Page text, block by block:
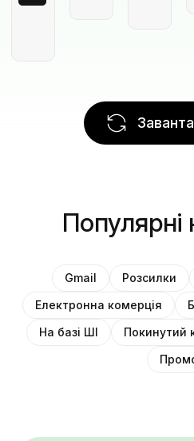
Популярні
Gmail Розсилки
Електронна комерція
На базі ШІ
Покинутий